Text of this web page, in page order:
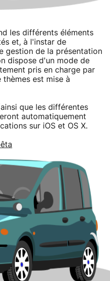
les différents éléments
et, à l'instar de
gestion de la présentation
dispose d'un mode de
pris en charge par
thèmes est mise à
que les différentes
automatiquement
sur iOS et OS X.